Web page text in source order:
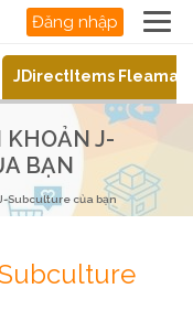
Đăng nhập
JDirectItems
KHOẢN J-
BẠN
Subculture của bạn